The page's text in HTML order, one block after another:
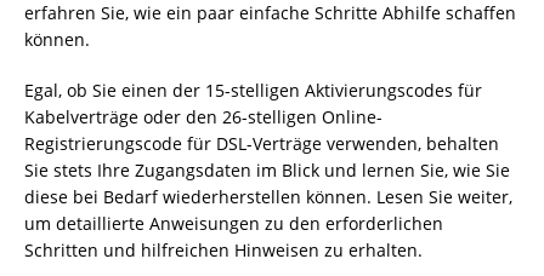
erfahren Sie, wie ein paar einfache Schritte Abhilfe schaffen
können.
Egal, ob Sie einen der 15-stelligen Aktivierungscodes für
Kabelverträge oder den 26-stelligen Online-
Registrierungscode für DSL-Verträge verwenden, behalten
Sie stets Ihre Zugangsdaten im Blick und lernen Sie, wie Sie
diese bei Bedarf wiederherstellen können. Lesen Sie weiter,
um detaillierte Anweisungen zu den erforderlichen
Schritten und hilfreichen Hinweisen zu erhalten.